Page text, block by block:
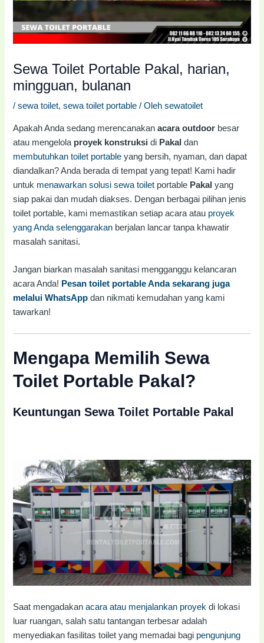
Sewa Toilet Portable Pakal, harian,
mingguan, bulanan
/sewa toilet,sewa toilet portable / Olehsewatoilet
Apakah Anda sedang merencanakanacara outdoor besar
atau mengelola proyek konstruksi di Pakal dan
membutuhkan toilet portable yang bersih, nyaman, dan dapat
diandalkan? Anda berada di tempat yang tepat! Kami hadir
untuk menawarkan solusi sewa toilet portable Pakalyang
siap pakai dan mudah diakses. Dengan berbagai pilihan jenis
toilet portable, kami memastikan setiap acara atau proyek
yang Anda selenggarakan berjalan lancar tanpa khawatir
masalah sanitasi.
Jangan biarkan masalah sanitasi mengganggu kelancaran
acara Anda! Pesan toilet portable Anda sekarang juga
melalui WhatsApp dan nikmati kemudahan yang kami
tawarkan!
Mengapa Memilih Sewa
Toilet Portable Pakal?
Keuntungan Sewa Toilet Portable Pakal
Saat mengadakanacara atau menjalankan proyek di lokasi
luar ruangan, salah satu tantangan terbesar adalah
menyediakan fasilitas toilet yang memadai bagi pengunjung